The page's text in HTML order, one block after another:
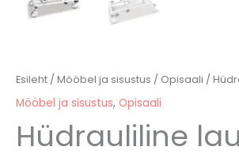
Esileht / Mööbel ja sisustus / Opisaali /
Mööbel ja sisustus, Opisaali
Hüdrauliline